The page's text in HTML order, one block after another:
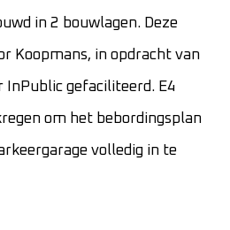
in 2 bouwlagen. Deze
Koopmans, in opdracht van
InPublic gefaciliteerd. E4
om het bebordingsplan
volledig in te